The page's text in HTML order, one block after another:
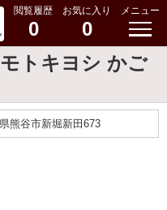
閲覧履歴
0
お気に入り
0
メニュー
トキヨシ かご
熊谷市新堀新田673